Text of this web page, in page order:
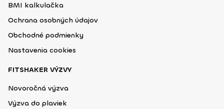
BMI kalkulačka
Ochrana osobných údajov
Obchodné podmienky
Nastavenia cookies
FITSHAKER VÝZVY
Novoročná výzva
Výzva do plaviek